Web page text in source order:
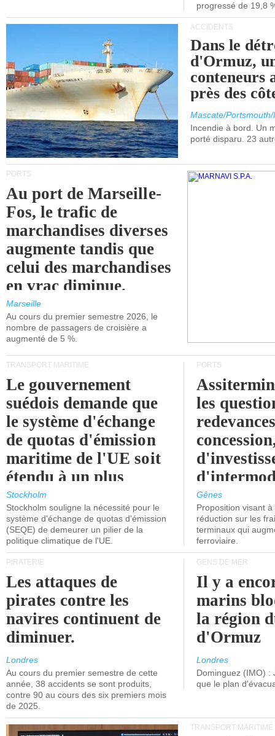
progressé de 19,8
ACCIDENTS
Dans le
d'Ormuz,
conteneurs
près des
Mascate/
Incendie à bord. Un
porté disparu. 23
PORTS
Au port de Marseille-
Fos, le trafic de
marchandises diverses
augmente tandis que
celui des marchandises
en vrac diminue.
Marseille
Au cours du premier semestre 2026, le
nombre de passagers de croisière a
augmenté de 5 %.
TRANSPORT MARITIME
Le gouvernement
suédois demande que
le système d'échange
de quotas d'émission
maritime de l'UE soit
étendu à un plus
grand nombre de
navires.
Stockholm
Stockholm souligne la nécessité pour le
système d'échange de quotas d'émission
(SEQE) de demeurer un pilier de la
politique climatique de l'UE.
PORTS
les
l'attention
politiciens.
Gênes
Proposition visant
réduction sur les
terminaux qui
ferroviaire.
PIRATERIE
Les attaques de
pirates contre les
navires continuent de
diminuer.
Londres
Au cours du premier semestre de cette
année, 38 accidents se sont produits,
contre 90 au cours des six premiers mois
de 2025.
GENS DE MER
Il y a
marins
la région
d'Ormuz
Londres
Dominguez (IMO) :
que le plan
TRANSPORT MARITIME